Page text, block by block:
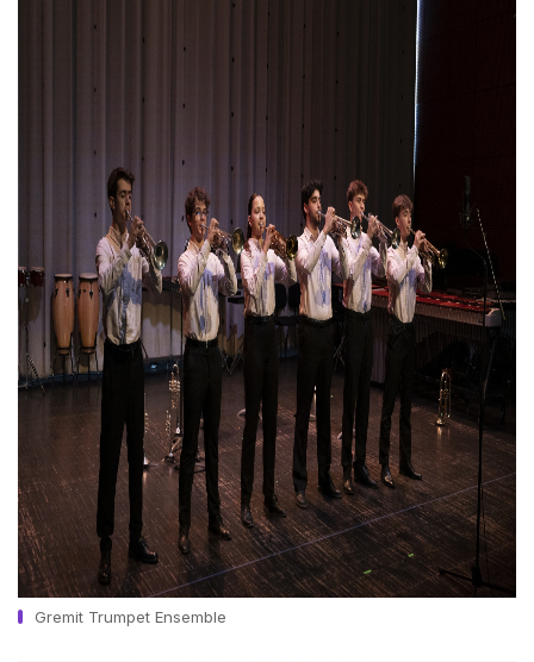
Gremit Trumpet Ensemble